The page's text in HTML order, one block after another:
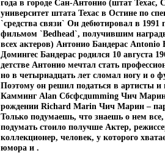
года в городе Сан-Антонио (штат
университет штата Техас в Остине по
`средства связи` Он дебютировал в
фильмом `Bedhead`, получившим
всех актеров) Антонио Бандерас Antonio
Домингес Бандерас родился 10 августа
детстве Антонио мечтал стать
но в четырнадцать лет сломал ногу и о
Поэтому он решил податься в артисты и
Камминг Alan Cбсфсдumming Чич
рождении Richard Marin Чич Марин –
Только подумаешь, что знаешь о нем
подумать стоило получше Актер,
коллекционер, человек, у которого
юмора и .